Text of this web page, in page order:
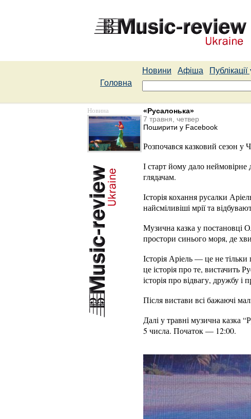
Новини Афіша Публікації
Головна
Новина
«Русалонька»
7 травня, четвер
Поширити у Facebook
Розпочався казковий сезон у
І старт йому дало
глядачам.
Історія кохання русалки
найсміливіші мрії та
Музична казка у постановці
простори синього моря, де
Історія Аріель — це не
це історія про те, вистачить
історія про відвагу, дружбу і
Після вистави всі бажаючі
Далі у травні музична казка
5 числа. Початок — 12:00.